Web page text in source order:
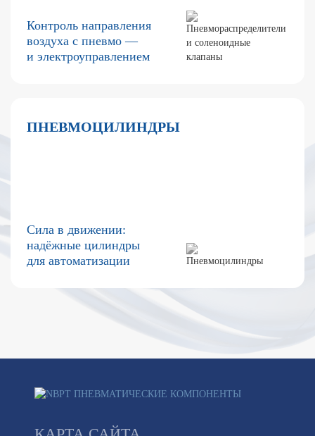
Контроль направления
воздуха с пневмо —
и электроуправлением
ПНЕВМОЦИЛИНДРЫ
Сила в движении:
надёжные цилиндры
для автоматизации